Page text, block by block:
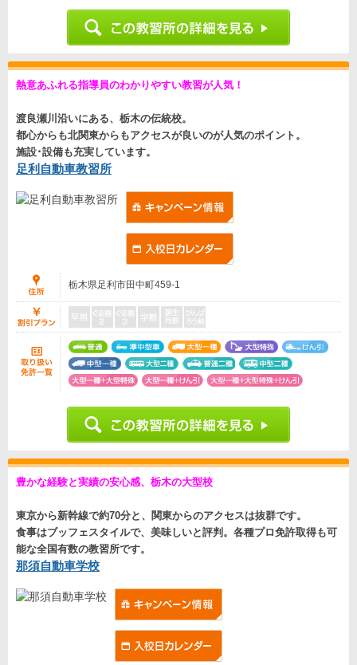
熱意あふれる指導員のわかりやすい教習が人気！
渡良瀬川沿いにある、栃木の伝統校。
都心からも北関東からもアクセスが良いのが人気のポイント。
施設･設備も充実しています。
足利自動車教習所
栃木県足利市田中町459-1
豊かな経験と実績の安心感、栃木の大型校
東京から新幹線で約70分と、関東からのアクセスは抜群です。
食事はブッフェスタイルで、美味しいと評判。各種プロ免許取得も可
能な全国有数の教習所です。
那須自動車学校